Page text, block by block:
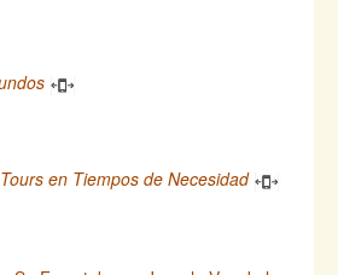
en Tiempos de Necesidad